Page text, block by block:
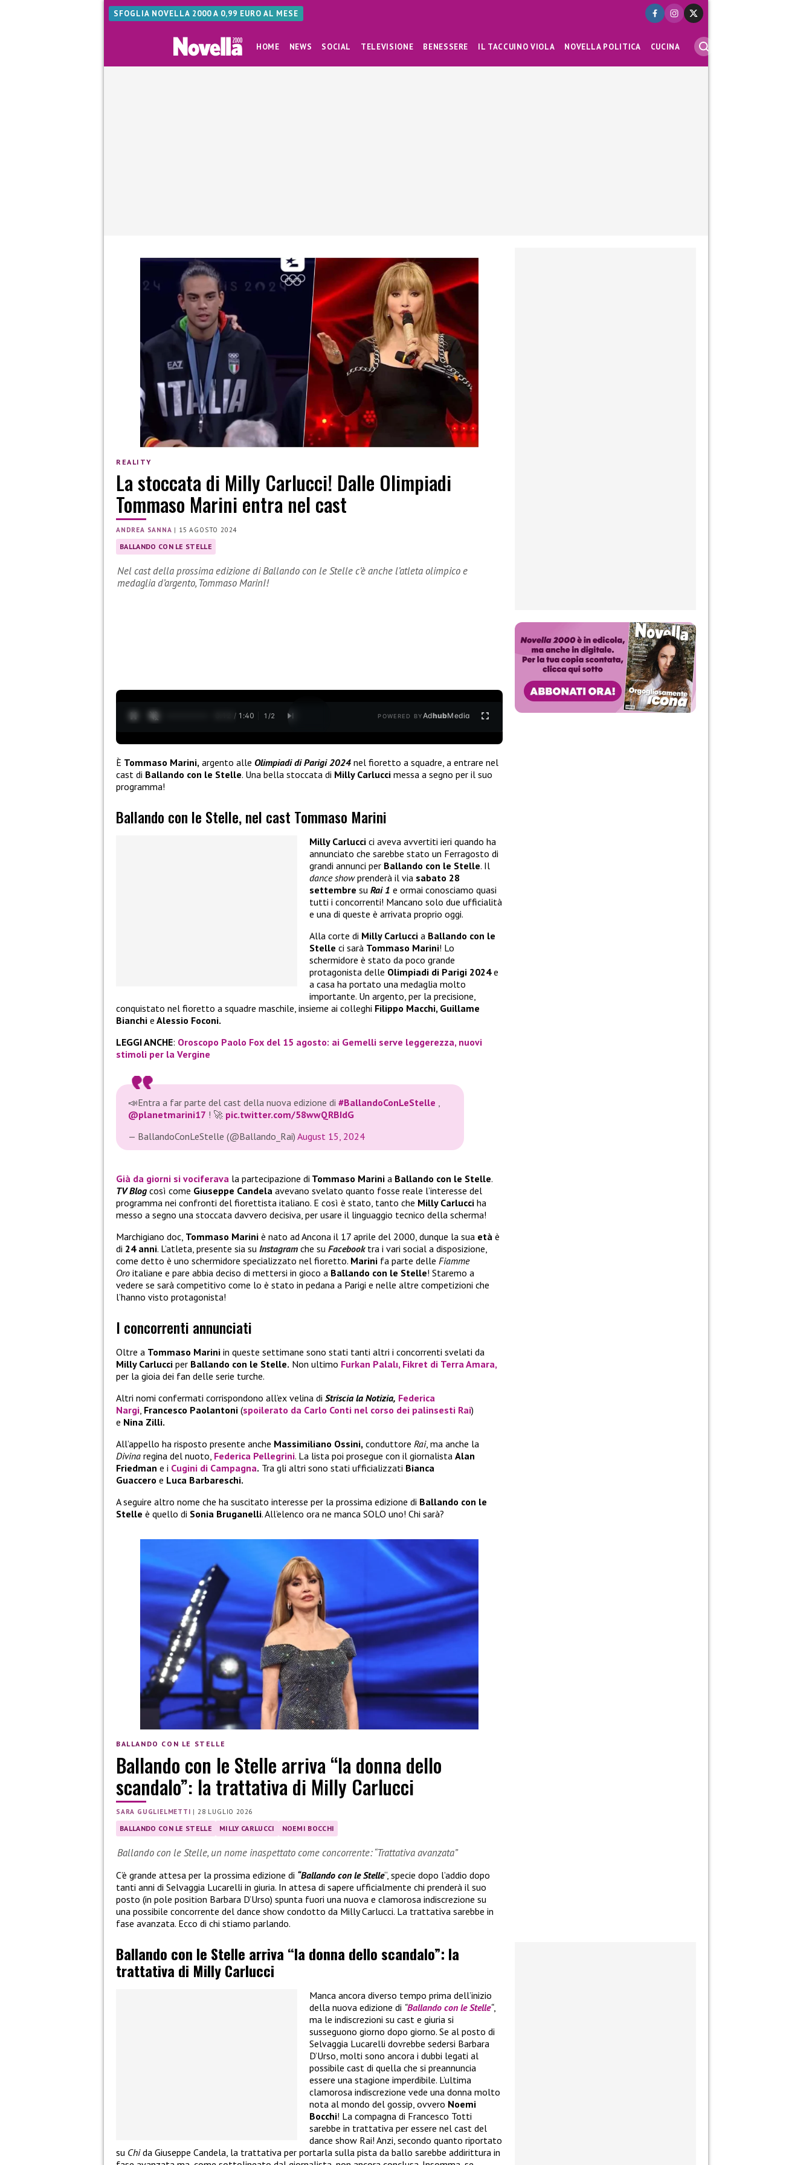
SFOGLIA NOVELLA 2000 A 0,99 EURO AL MESE
HOME NEWS SOCIAL TELEVISIONE BENESSERE IL TACCUINO VIOLA NOVELLA POLITICA CUCINA
REALITY
La stoccata di Milly Carlucci! Dalle Olimpiadi
Tommaso Marini entra nel cast
ANDREA SANNA | 15 AGOSTO 2024
BALLANDO CON LE STELLE
Nel cast della prossima edizione di Ballando con le Stelle c’è anche l’atleta olimpico e
medaglia d’argento, Tommaso MarinI!
0:13 / 1:40 1 /2 POWERED BYAdhubMedia
È Tommaso Marini, argento alle Olimpiadi di Parigi 2024 nel fioretto a squadre, a entrare nel
cast di Ballando con le Stelle. Una bella stoccata di Milly Carlucci messa a segno per il suo
programma!
Ballando con le Stelle, nel cast Tommaso Marini
Milly Carlucci ci aveva avvertiti ieri quando ha
annunciato che sarebbe stato un Ferragosto di
grandi annunci per Ballando con le Stelle. Il
dance showprenderà il via sabato 28
settembre su Rai 1 e ormai conosciamo quasi
tutti i concorrenti! Mancano solo due ufficialità
e una di queste è arrivata proprio oggi.
Alla corte di Milly Carlucci a Ballando con le
Stelle ci sarà Tommaso Marini! Lo
schermidore è stato da poco grande
protagonista delle Olimpiadi di Parigi 2024e
a casa ha portato una medaglia molto
importante. Un argento, per la precisione,
conquistato nel fioretto a squadre maschile, insieme ai colleghi Filippo Macchi, Guillame
Bianchi e Alessio Foconi.
LEGGI ANCHE: Oroscopo Paolo Fox del 15 agosto: ai Gemelli serve leggerezza, nuovi
stimoli per la Vergine
📣Entra a far parte del cast della nuova edizione di #BallandoConLeStelle ,
@planetmarini17 ! 🚀 pic.twitter.com/58wwQRBIdG
— BallandoConLeStelle (@Ballando_Rai) August 15, 2024
Già da giorni si vociferava la partecipazione di Tommaso Marini a Ballando con le Stelle.
TV Blog così come Giuseppe Candela avevano svelato quanto fosse reale l’interesse del
programma nei confronti del fiorettista italiano. E così è stato, tanto che Milly Carlucci ha
messo a segno una stoccata davvero decisiva, per usare il linguaggio tecnico della scherma!
Marchigiano doc, Tommaso Marini è nato ad Ancona il 17 aprile del 2000, dunque la sua età è
di 24 anni. L’atleta, presente sia su Instagram che su Facebooktra i vari social a disposizione,
come detto è uno schermidore specializzato nel fioretto. Marini fa parte delle Fiamme
Oro italiane e pare abbia deciso di mettersi in gioco a Ballando con le Stelle! Staremo a
vedere se sarà competitivo come lo è stato in pedana a Parigi e nelle altre competizioni che
l’hanno visto protagonista!
I concorrenti annunciati
Oltre a Tommaso Marini in queste settimane sono stati tanti altri i concorrenti svelati da
Milly Carlucci per Ballando con le Stelle. Non ultimo Furkan Palalı, Fikret di Terra Amara,
per la gioia dei fan delle serie turche.
Altri nomi confermati corrispondono all’ex velina di Striscia la Notizia, Federica
Nargi, Francesco Paolantoni (spoilerato da Carlo Conti nel corso dei palinsesti Rai)
e Nina Zilli.
All’appello ha risposto presente anche Massimiliano Ossini, conduttore Rai, ma anche la
Divina regina del nuoto, Federica Pellegrini. La lista poi prosegue con il giornalista Alan
Friedman e i Cugini di Campagna. Tra gli altri sono stati ufficializzati Bianca
Guaccero e Luca Barbareschi.
A seguire altro nome che ha suscitato interesse per la prossima edizione di Ballando con le
Stelle è quello di Sonia Bruganelli. All’elenco ora ne manca SOLO uno! Chi sarà?
BALLANDO CON LE STELLE
Ballando con le Stelle arriva “la donna dello
scandalo”: la trattativa di Milly Carlucci
SARA GUGLIELMETTI |28 LUGLIO 2026
BALLANDO CON LE STELLE MILLY CARLUCCI NOEMI BOCCHI
Ballando con le Stelle, un nome inaspettato come concorrente: “Trattativa avanzata”
C’è grande attesa per la prossima edizione di “Ballando con le Stelle“, specie dopo l’addio dopo
tanti anni di Selvaggia Lucarelli in giuria. In attesa di sapere ufficialmente chi prenderà il suo
posto (in pole position Barbara D’Urso) spunta fuori una nuova e clamorosa indiscrezione su
una possibile concorrente del dance show condotto da Milly Carlucci. La trattativa sarebbe in
fase avanzata. Ecco di chi stiamo parlando.
Ballando con le Stelle arriva “la donna dello scandalo”: la
trattativa di Milly Carlucci
Manca ancora diverso tempo prima dell’inizio
della nuova edizione di “Ballando con le Stelle“,
ma le indiscrezioni su cast e giuria si
susseguono giorno dopo giorno. Se al posto di
Selvaggia Lucarelli dovrebbe sedersi Barbara
D’Urso, molti sono ancora i dubbi legati al
possibile cast di quella che si preannuncia
essere una stagione imperdibile. L’ultima
clamorosa indiscrezione vede una donna molto
nota al mondo del gossip, ovvero Noemi
Bocchi! La compagna di Francesco Totti
sarebbe in trattativa per essere nel cast del
dance show Rai! Anzi, secondo quanto riportato
su Chida Giuseppe Candela, la trattativa per portarla sulla pista da ballo sarebbe addirittura in